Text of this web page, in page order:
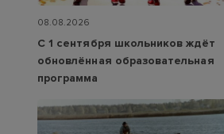
08.08.2026
С 1 сентября школьников ждёт
обновлённая образовательная
программа